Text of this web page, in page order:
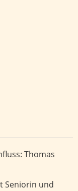
verliert
Thomas
mit dem Tod
Seniorin und